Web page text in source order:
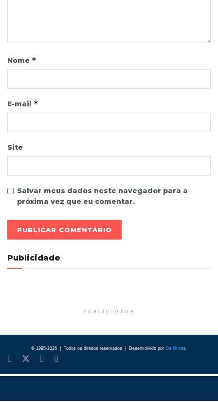
Nome *
E-mail *
Site
Salvar meus dados neste navegador para a
próxima vez que eu comentar.
Publicidade
PUBLICIDADE
© 1995-2026 | Todos os direitos reservados | Desenvolvido por Os Orcas.